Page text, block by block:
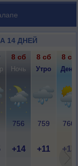
14 ДНЕЙ
8 сб 8 сб 8 сб
Ночь Утро День
756 759 760
+14 +11 +13